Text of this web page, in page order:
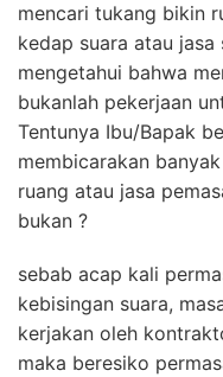
mencari tukang bikin
kedap suara atau
mengetahui bahwa
bukanlah pekerjaan
Tentunya Ibu/Bapak
membicarakan
ruang atau jasa
bukan ?
sebab acap kali
kebisingan suara,
kerjakan oleh
maka beresiko